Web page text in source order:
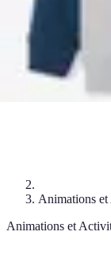
Animations
Animations et